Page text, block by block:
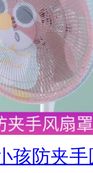
孩防夹